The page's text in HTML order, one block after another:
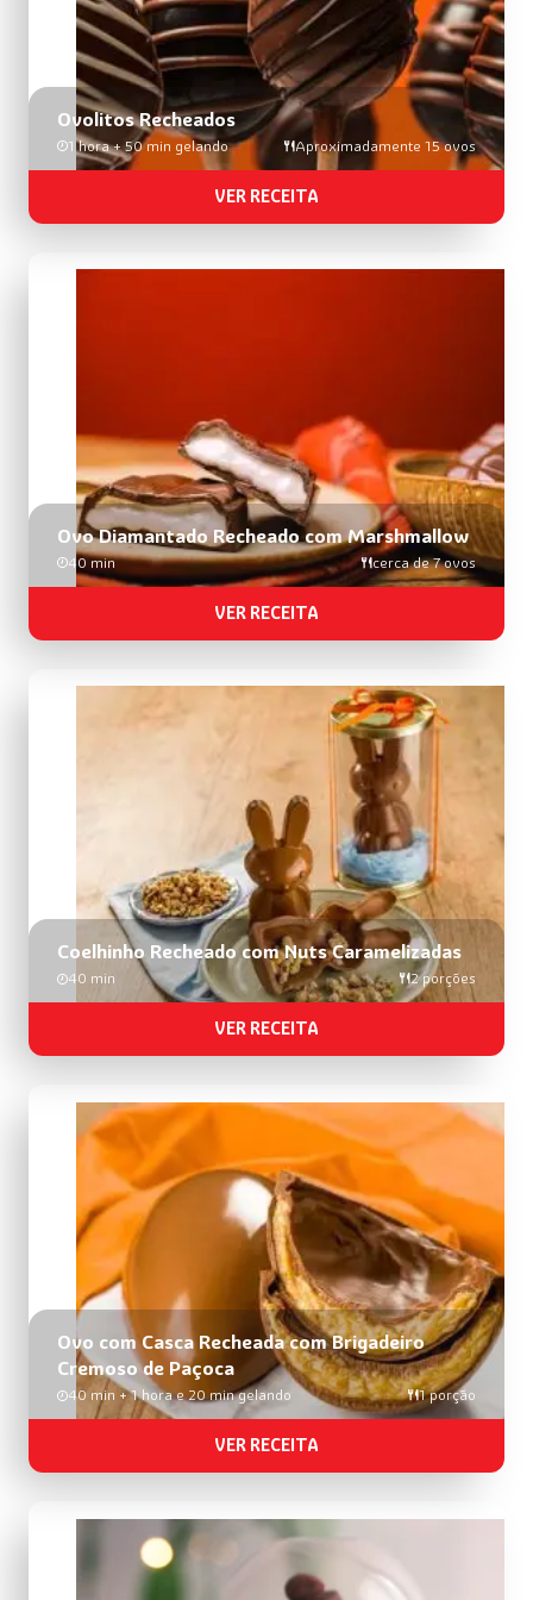
Ovolitos Recheados
1 hora + 50 min gelando Aproximadamente 15 ovos
VER RECEITA
Ovo Diamantado Recheado com Marshmallow
40 min cerca de 7 ovos
VER RECEITA
Coelhinho Recheado com Nuts Caramelizadas
40 min 2 porções
VER RECEITA
Ovo com Casca Recheada com Brigadeiro
Cremoso de Paçoca
40 min + 1 hora e 20 min gelando 1 porção
VER RECEITA